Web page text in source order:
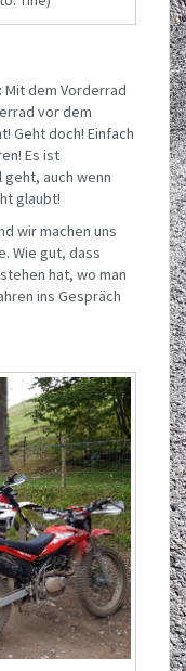
dem Vorderrad
vor dem
Geht doch! Einfach
Es ist
auch wenn
glaubt!
wir machen uns
Wie gut, dass
hat, wo man
ins Gespräch